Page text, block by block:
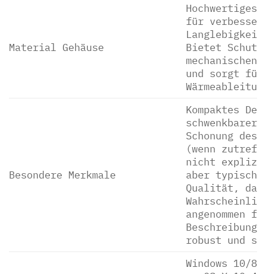
Material Gehäuse
Hochwertiges
für
Bietet
mechanischen
und sorgt
Besondere Merkmale
Kompaktes
Schonung des
(wenn
nicht explizit
aber typisch
Qualität,
angenommen
robust und
Windows 10/